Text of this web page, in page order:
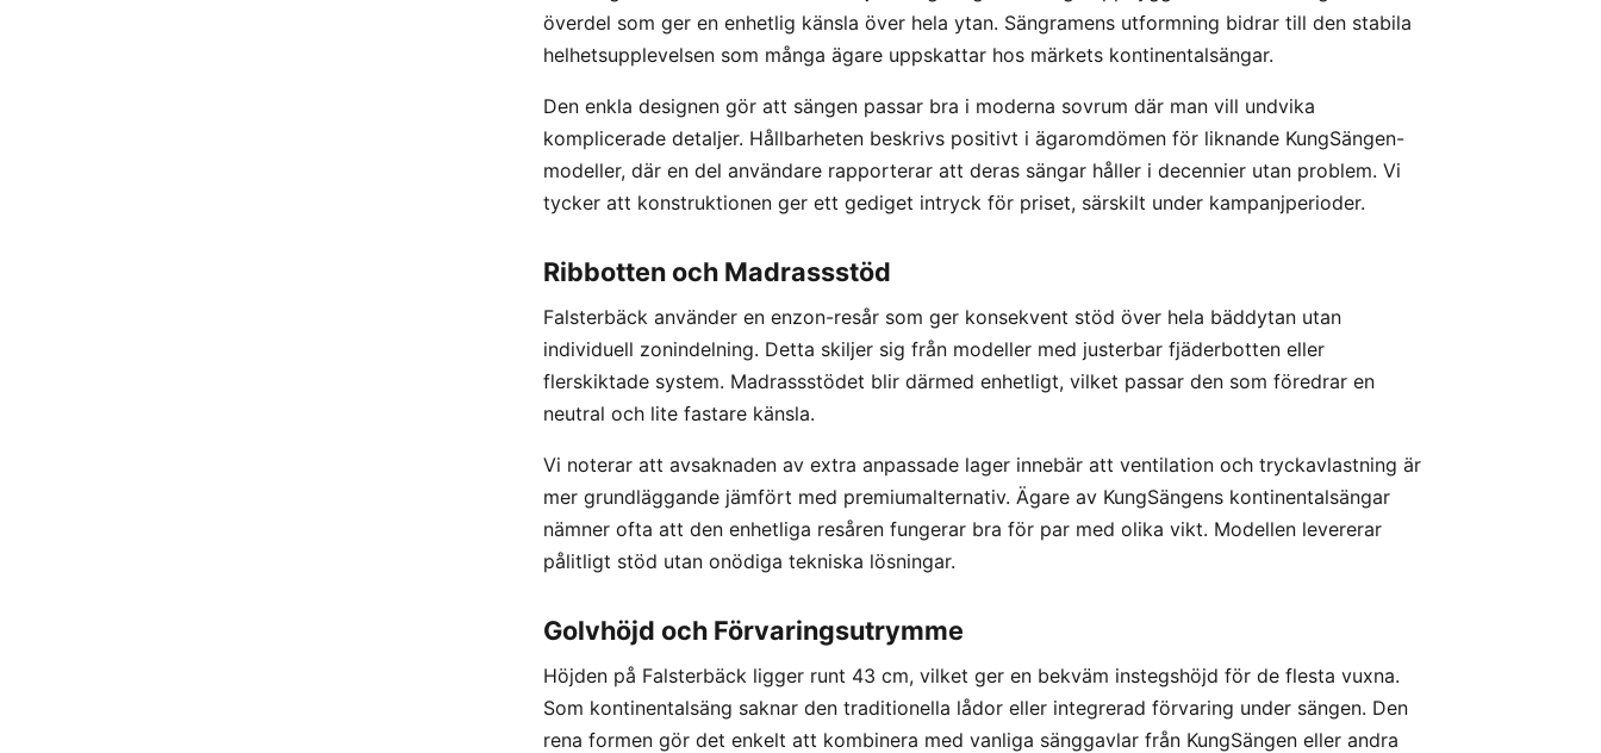
överdel som ger en enhetlig känsla över hela ytan. Sängramens utformning bidrar till den stabila
helhetsupplevelsen som många ägare uppskattar hos märkets kontinentalsängar.
Den enkla designen gör att sängen passar bra i moderna sovrum där man vill undvika
komplicerade detaljer. Hållbarheten beskrivs positivt i ägaromdömen för liknande KungSängen-
modeller, där en del användare rapporterar att deras sängar håller i decennier utan problem. Vi
tycker att konstruktionen ger ett gediget intryck för priset, särskilt under kampanjperioder.
Ribbotten och Madrassstöd
Falsterbäck använder en enzon-resår som ger konsekvent stöd över hela bäddytan utan
individuell zonindelning. Detta skiljer sig från modeller med justerbar fjäderbotten eller
flerskiktade system. Madrassstödet blir därmed enhetligt, vilket passar den som föredrar en
neutral och lite fastare känsla.
Vi noterar att avsaknaden av extra anpassade lager innebär att ventilation och tryckavlastning är
mer grundläggande jämfört med premiumalternativ. Ägare av KungSängens kontinentalsängar
nämner ofta att den enhetliga resåren fungerar bra för par med olika vikt. Modellen levererar
pålitligt stöd utan onödiga tekniska lösningar.
Golvhöjd och Förvaringsutrymme
Höjden på Falsterbäck ligger runt 43 cm, vilket ger en bekväm instegshöjd för de flesta vuxna.
Som kontinentalsäng saknar den traditionella lådor eller integrerad förvaring under sängen. Den
rena formen gör det enkelt att kombinera med vanliga sänggavlar från KungSängen eller andra